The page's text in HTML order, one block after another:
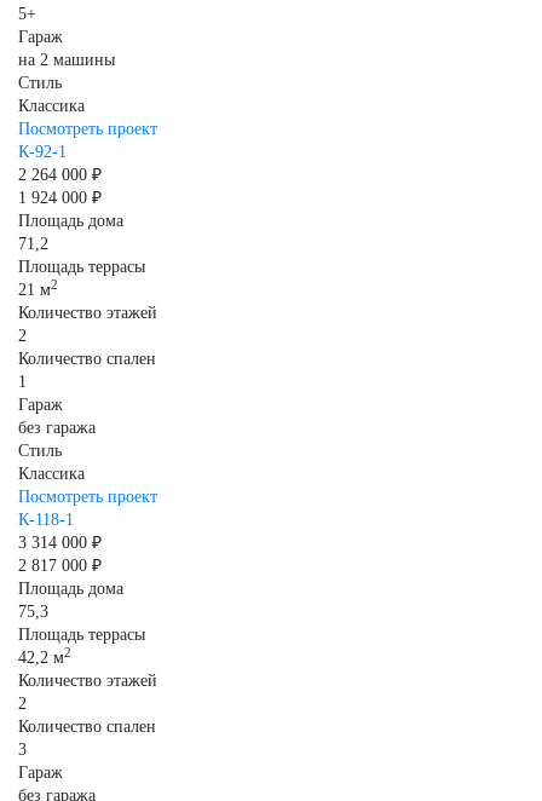
5+
Гараж
на 2 машины
Стиль
Классика
Посмотреть проект
К-92-1
2 264 000 ₽
1 924 000 ₽
Площадь дома
71,2
Площадь террасы
21 м2
Количество этажей
2
Количество спален
1
Гараж
без гаража
Стиль
Классика
Посмотреть проект
К-118-1
3 314 000 ₽
2 817 000 ₽
Площадь дома
75,3
Площадь террасы
42,2 м2
Количество этажей
2
Количество спален
3
Гараж
без гаража